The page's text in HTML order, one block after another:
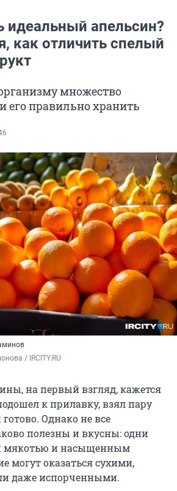
идеальный апельсин?
как отличить спелый
множество
его правильно хранить
/ IRCITY.RU
на первый взгляд, кажется
к прилавку, взял пару
Однако не все
полезны и вкусны: одни
мякотью и насыщенным
могут оказаться сухими,
даже испорченными.